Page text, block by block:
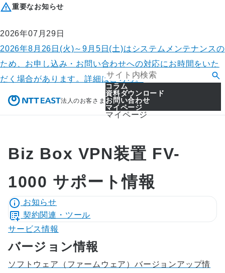
重要なお知らせ
2026年07月29日
2026年8月26日(火)～9月5日(土)はシステムメンテナンスの
ため、お申し込み・お問い合わせへの対応にお時間をいた
だく場合があります。詳細はこちら。
法人のお客さま
コラム
資料ダウンロード
お問い合わせ
マイページ
マイページ
Biz Box VPN装置 FV-
1000 サポート情報
お知らせ
契約関連・ツール
サービス情報
バージョン情報
ソフトウェア（ファームウェア）バージョンアップ情